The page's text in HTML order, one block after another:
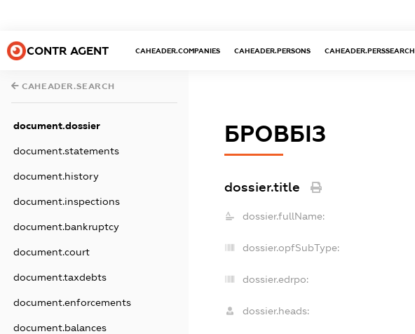
CONTR AGENT CAHEADER.COMPANIES CAHEADER.PERSONS CAHEADER.PERSSEARCH
CAHEADER.SEARCH
document.dossier
document.statements
document.history
document.inspections
document.bankruptcy
document.court
document.taxdebts
document.enforcements
document.balances
БРОВБІЗ
dossier.title
dossier.fullName:
dossier.opfSubType:
dossier.edrpo:
dossier.heads: